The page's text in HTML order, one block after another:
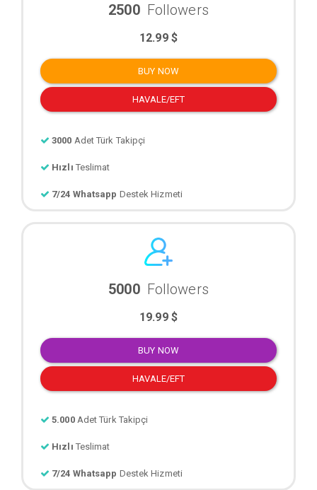
2500 Followers
12.99 $
BUY NOW
HAVALE/EFT
3000 Adet Türk Takipçi
Hızlı Teslimat
7/24 Whatsapp Destek Hizmeti
5000 Followers
19.99 $
BUY NOW
HAVALE/EFT
5.000 Adet Türk Takipçi
Hızlı Teslimat
7/24 Whatsapp Destek Hizmeti